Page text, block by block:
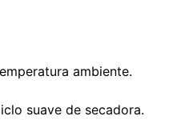
ambiente.
suave de secadora.